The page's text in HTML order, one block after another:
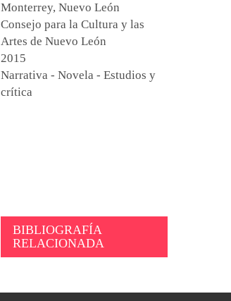
Monterrey, Nuevo León
Consejo para la Cultura y las
Artes de Nuevo León
2015
Narrativa - Novela - Estudios y
crítica
BIBLIOGRAFÍA
RELACIONADA